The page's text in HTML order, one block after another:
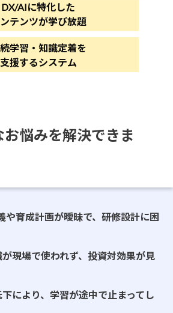
DX/AIに特化した
テンツが学び放題
学習・知識定着を
支援するシステム
お悩みを解決できま
や育成計画が曖昧で、研修設計に困
現場で使われず、投資対効果が見
により、学習が途中で止まってし